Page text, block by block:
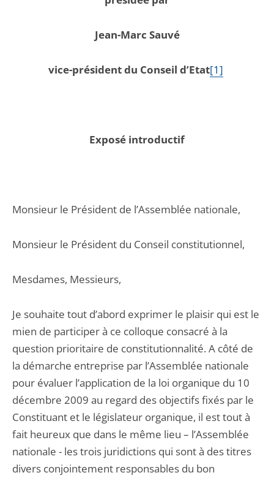
Jean-Marc Sauvé
vice-président du Conseil d’Etat[1]
Exposé introductif
Monsieur le Président de l’Assemblée nationale,
Monsieur le Président du Conseil constitutionnel,
Mesdames, Messieurs,
Je souhaite tout d’abord exprimer le plaisir qui est le
mien de participer à ce colloque consacré à la
question prioritaire de constitutionnalité. A côté de
la démarche entreprise par l’Assemblée nationale
pour évaluer l’application de la loi organique du 10
décembre 2009 au regard des objectifs fixés par le
Constituant et le législateur organique, il est tout à
fait heureux que dans le même lieu – l’Assemblée
nationale - les trois juridictions qui sont à des titres
divers conjointement responsables du bon